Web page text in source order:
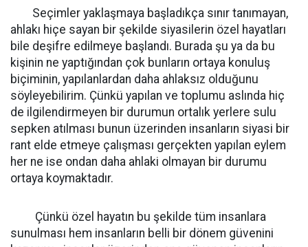
Seçimler yaklaşmaya başladıkça sınır tanımayan,
ahlakı hiçe sayan bir şekilde siyasilerin özel hayatları
bile deşifre edilmeye başlandı. Burada şu ya da bu
kişinin ne yaptığından çok bunların ortaya konuluş
biçiminin, yapılanlardan daha ahlaksız olduğunu
söyleyebilirim. Çünkü yapılan ve toplumu aslında hiç
de ilgilendirmeyen bir durumun ortalık yerlere sulu
sepken atılması bunun üzerinden insanların siyasi bir
rant elde etmeye çalışması gerçekten yapılan eylem
her ne ise ondan daha ahlaki olmayan bir durumu
ortaya koymaktadır.
Çünkü özel hayatın bu şekilde tüm insanlara
sunulması hem insanların belli bir dönem güvenini